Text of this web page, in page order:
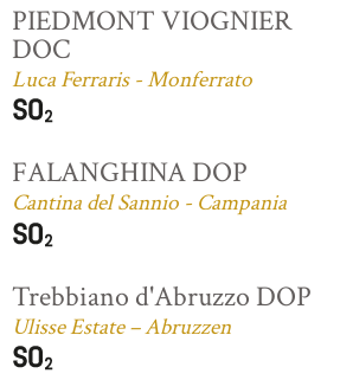
PIEDMONT VIOGNIER
DOC
Luca Ferraris - Monferrato
FALANGHINA DOP
Cantina del Sannio - Campania
Trebbiano d'Abruzzo DOP
Ulisse Estate – Abruzzen